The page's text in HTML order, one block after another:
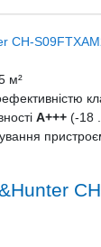
CH-
м²
A+++ (-18